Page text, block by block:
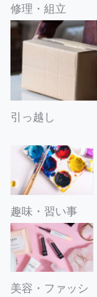
修理・組立
引っ越し
趣味・習い事
美容・ファッシ